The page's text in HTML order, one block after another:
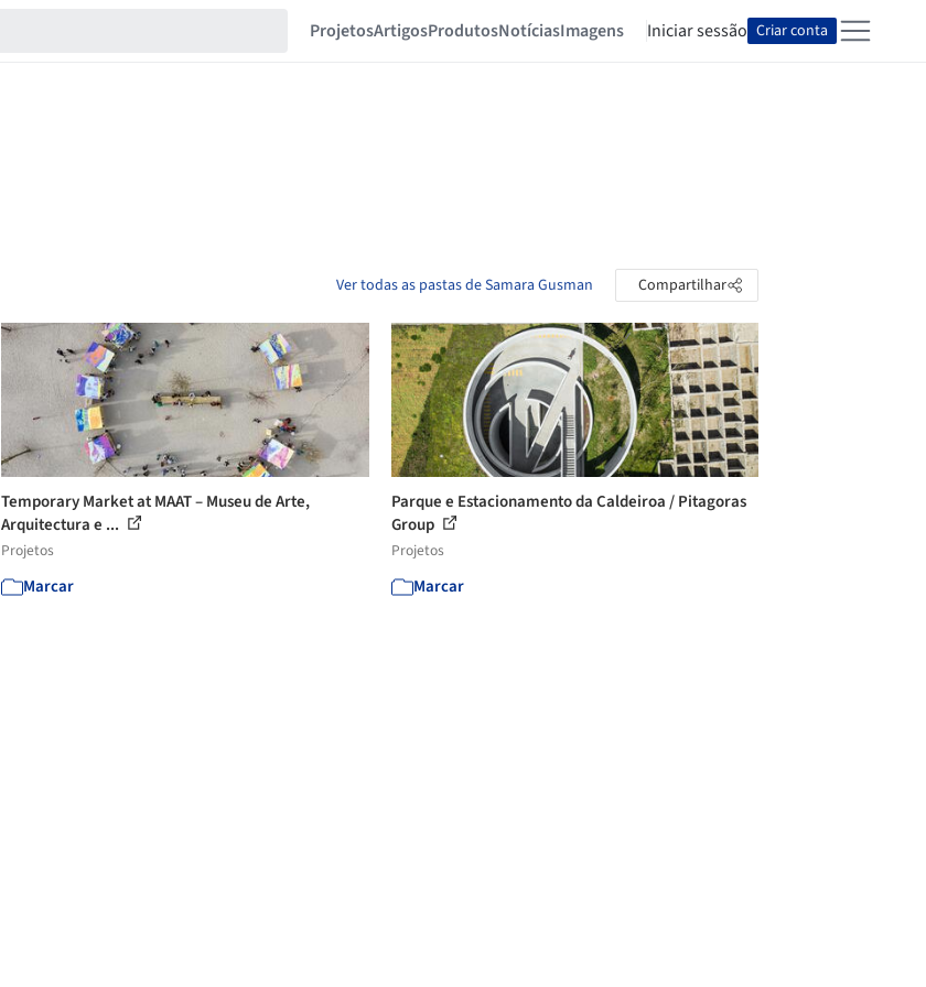
ProjetosArtigosProdutosNotíciasImagens Iniciar sessão Criar conta
Ver todas as pastas de Samara Gusman Compartilhar
Temporary Market at MAAT – Museu de Arte,
Arquitectura e ...
Projetos
Marcar
Parque e Estacionamento da Caldeiroa / Pitagoras
Group
Projetos
Marcar